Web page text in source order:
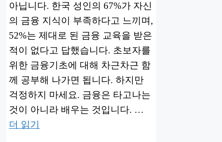
아닙니다. 한국 성인의 67%가 자신
의 금융 지식이 부족하다고 느끼며,
52%는 제대로 된 금융 교육을 받은
적이 없다고 답했습니다. 초보자를
위한 금융기초에 대해 차근차근 함
께 공부해 나가면 됩니다. 하지만
걱정하지 마세요. 금융은 타고나는
것이 아니라 배우는 것입니다. …
더 읽기